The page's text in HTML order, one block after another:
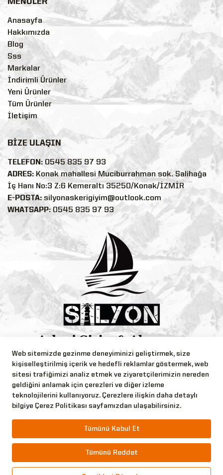
Web sitemizde gezinme deneyiminizi geliştirmek, size
kişiselleştirilmiş içerik ve hedefli reklamlar göstermek, web
sitesi trafiğimizi analiz etmek ve ziyaretçilerimizin nereden
geldiğini anlamak için çerezleri ve diğer izleme
teknolojilerini kullanıyoruz. Çerezlere ilişkin daha detaylı
bilgiye Çerez Politikası sayfamızdan ulaşabilirsiniz.
Tümünü Kabul Et
Tümünü Reddet
Anasayfa
Hakkımızda
Blog
Sss
Markalar
İndirimli Ürünler
Yeni Ürünler
Tüm Ürünler
İletişim
BİZE ULAŞIN
TELEFON: 0545 835 97 93
ADRES:Konak mahallesi Muciburrahman sok. Salihağa
İş Hanı No:3 Z:6 Kemeraltı 35250/Konak/İZMİR
E-POSTA: silyonaskerigiyim@outlook.com
WHATSAPP: 0545 835 97 93
Bizi Takip Edin!
Copyright © 2026 Silyon Askeri Giyim Tüm Hakları
Saklıdır.